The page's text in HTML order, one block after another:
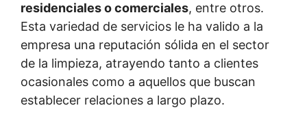
residenciales o comerciales, entre otros.
Esta variedad de servicios le ha valido a la
empresa una reputación sólida en el sector
de la limpieza, atrayendo tanto a clientes
ocasionales como a aquellos que buscan
establecer relaciones a largo plazo.